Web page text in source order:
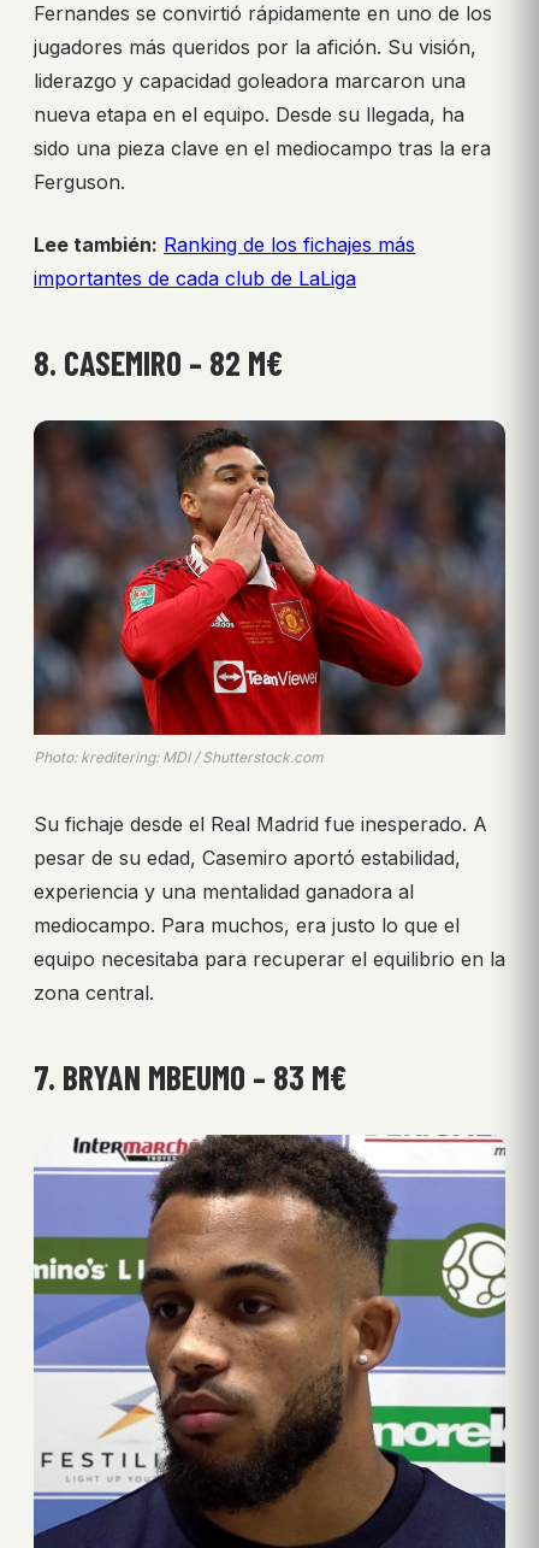
Fernandes se convirtió rápidamente en uno de los
jugadores más queridos por la afición. Su visión,
liderazgo y capacidad goleadora marcaron una
nueva etapa en el equipo. Desde su llegada, ha
sido una pieza clave en el mediocampo tras la era
Ferguson.
Lee también: Ranking de los fichajes más
importantes de cada club de LaLiga
8. CASEMIRO – 82 M€
Photo: kreditering: MDI / Shutterstock.com
Su fichaje desde el Real Madrid fue inesperado. A
pesar de su edad, Casemiro aportó estabilidad,
experiencia y una mentalidad ganadora al
mediocampo. Para muchos, era justo lo que el
equipo necesitaba para recuperar el equilibrio en la
zona central.
7. BRYAN MBEUMO – 83 M€